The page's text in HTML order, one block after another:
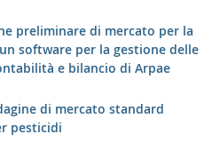
preliminare di mercato per la
software per la gestione delle
e bilancio di Arpae
di mercato standard
pesticidi